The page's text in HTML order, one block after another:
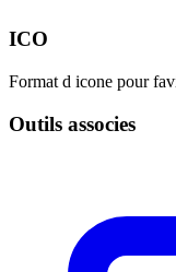
ICO
Format d icone pour
Outils associes